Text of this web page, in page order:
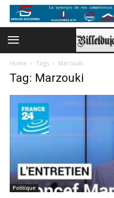
Home Tags Marzouki
Tag: Marzouki
Politique